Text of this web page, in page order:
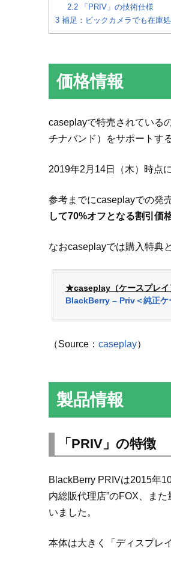
2.2「PRIV」の技術仕様
3補足：ビックカメラでも在庫
価格情報
caseplayで特売されている
チナバンド）をサポートす
2019年2月14日（木）時点
参考までにcaseplayでの発
して70%オフとなる割引価
なおcaseplayでは購入特典
★caseplay（ケースプレイ
BlackBerry – Priv＜純正
（Source： caseplay）
製品情報
「PRIV」の特徴
BlackBerry PRIVは2015年
内総販代理店”のFOX、ま
いました。
本体は大きく「ディスプレ